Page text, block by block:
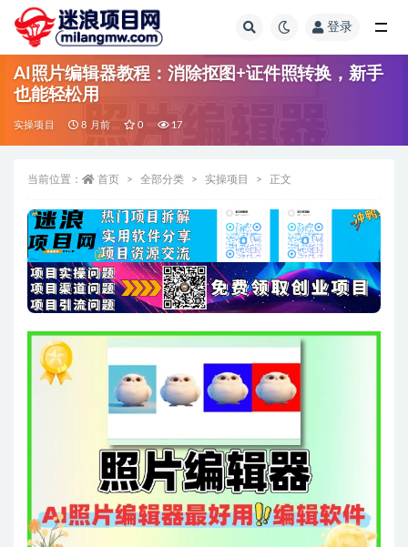
登录
AI照片编辑器教程：消除抠图+证件照转换，新手
也能轻松用
实操项目 8 月前 0 17
当前位置： 首页 全部分类 实操项目 正文
全部